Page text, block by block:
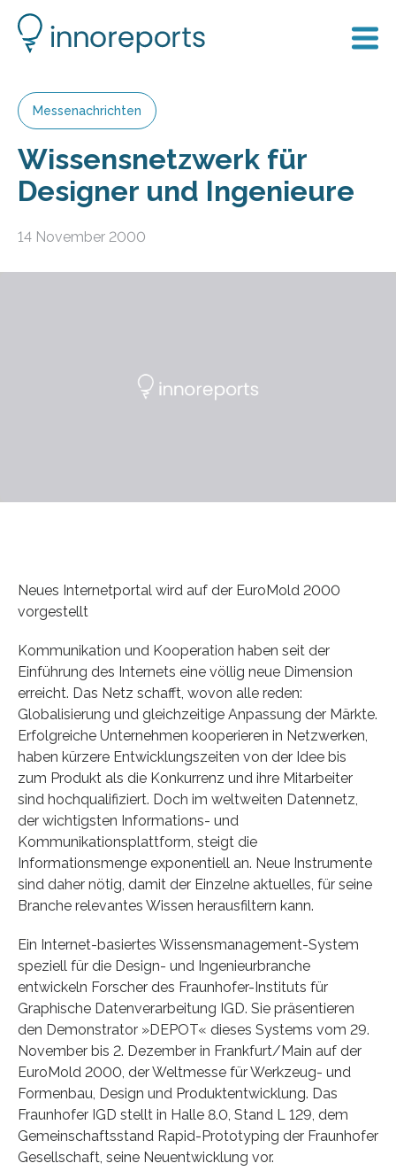
Messenachrichten
Wissensnetzwerk für
Designer und Ingenieure
14 November 2000
Neues Internetportal wird auf der EuroMold 2000
vorgestellt
Kommunikation und Kooperation haben seit der
Einführung des Internets eine völlig neue Dimension
erreicht. Das Netz schafft, wovon alle reden:
Globalisierung und gleichzeitige Anpassung der Märkte.
Erfolgreiche Unternehmen kooperieren in Netzwerken,
haben kürzere Entwicklungszeiten von der Idee bis
zum Produkt als die Konkurrenz und ihre Mitarbeiter
sind hochqualifiziert. Doch im weltweiten Datennetz,
der wichtigsten Informations- und
Kommunikationsplattform, steigt die
Informationsmenge exponentiell an. Neue Instrumente
sind daher nötig, damit der Einzelne aktuelles, für seine
Branche relevantes Wissen herausfiltern kann.
Ein Internet-basiertes Wissensmanagement-System
speziell für die Design- und Ingenieurbranche
entwickeln Forscher des Fraunhofer-Instituts für
Graphische Datenverarbeitung IGD. Sie präsentieren
den Demonstrator »DEPOT« dieses Systems vom 29.
November bis 2. Dezember in Frankfurt/Main auf der
EuroMold 2000, der Weltmesse für Werkzeug- und
Formenbau, Design und Produktentwicklung. Das
Fraunhofer IGD stellt in Halle 8.0, Stand L 129, dem
Gemeinschaftsstand Rapid-Prototyping der Fraunhofer
Gesellschaft, seine Neuentwicklung vor.